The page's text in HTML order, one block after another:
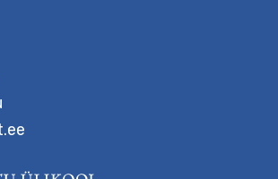
kavandamine koolis
ja